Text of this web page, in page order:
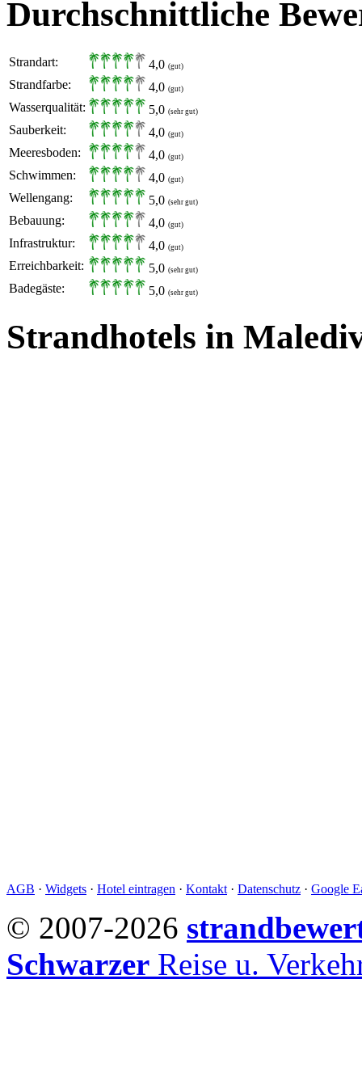
Durchschnittliche
Strandart: 4,0 (gut)
Strandfarbe: 4,0 (gut)
Wasserqualität: 5,0 (sehr gut)
Sauberkeit: 4,0 (gut)
Meeresboden: 4,0 (gut)
Schwimmen: 4,0 (gut)
Wellengang: 5,0 (sehr gut)
Bebauung: 4,0 (gut)
Infrastruktur: 4,0 (gut)
Erreichbarkeit: 5,0 (sehr gut)
Badegäste: 5,0 (sehr gut)
Strandhotels in
AGB · Widgets · Hotel eintragen · Kontakt · Datenschutz · Google
© 2007-2026
Schwarzer Reise u.